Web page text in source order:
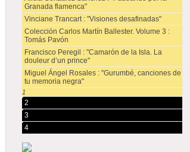
Granada flamenca"
Vinciane Trancart : "Visiones desafinadas"
Colección Carlos Martín Ballester. Volume 3 :
Tomás Pavón
Francisco Peregil : "Camarón de la Isla. La
douleur d’un prince"
Miguel Ángel Rosales : "Gurumbé, canciones de
tu memoria negra"
1
2
3
4